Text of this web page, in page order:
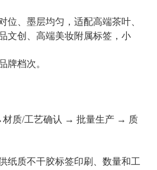
位、墨层均匀，适配高端茶叶、
文创、高端美妆附属标签，小
牌档次。
质/工艺确认 → 批量生产 → 质
纸质不干胶标签印刷 、数量和工